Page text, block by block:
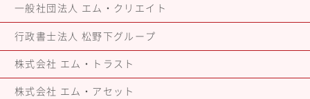
一般社団法人 エム・クリエイト
行政書士法人 松野下グループ
株式会社 エム・トラスト
株式会社 エム・アセット